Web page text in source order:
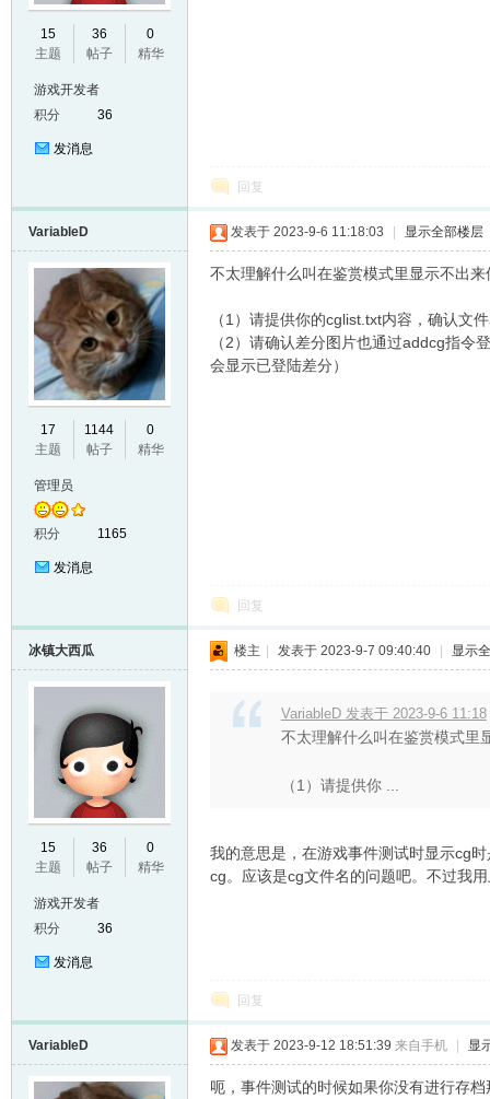
15
主题
36
帖子
0
精华
游戏开发者
积分
36
发消息
回复
VariableD
17
主题
1144
帖子
0
精华
管理员
积分 1165
发消息
发表于 2023-9-6 11:18:03 显示全部楼层
不太理解什么叫在鉴赏模式里显示不出
（1）请提供你的cglist.txt内容，确认文
（2）请确认差分图片也通过addcg指令
会显示已登陆差分）
回复
冰镇大西瓜
15
主题
36
帖子
0
精华
游戏开发者
积分
36
发消息
楼主 发表于 2023-9-7 09:40:40 显示
VariableD 发表于 2023-9-6 11:18
不太理解什么叫在鉴赏模式里
（1）请提供你 ...
我的意思是，在游戏事件测试时显示cg
cg。应该是cg文件名的问题吧。不过我
回复
VariableD 发表于 2023-9-12 18:51:39 来自手机 显
呃，事件测试的时候如果你没有进行存